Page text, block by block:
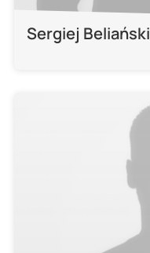
Sergiej Beliański